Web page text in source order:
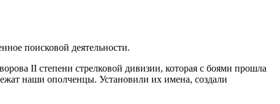
поисковой деятельности.
II степени стрелковой дивизии, которая с боями прошла
наши ополченцы. Установили их имена, создали